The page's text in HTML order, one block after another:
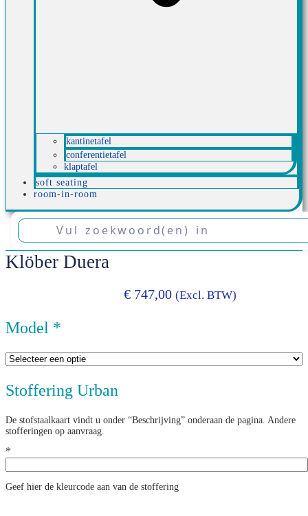
kantinetafel
conferentietafel
klaptafel
soft seating
room-in-room
Klöber Duera
€747,00 (excl. BTW)
Model *
Stoffering Urban
De stofstaalkaart vindt u onder “Beschrijving” onderaan de pagina. Andere
stofferingen op aanvraag.
*
Geef hier de kleurcode aan van de stoffering